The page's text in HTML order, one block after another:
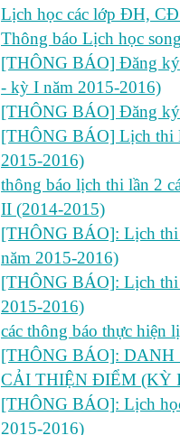
Lịch học các lớp ĐH, CĐ
Thông báo Lịch học
[THÔNG BÁO] Đăng ký
- kỳ I năm 2015-2016)
[THÔNG BÁO] Đăng ký
[THÔNG BÁO] Lịch thi
2015-2016)
thông báo lịch thi lần 2
II (2014-2015)
[THÔNG BÁO]: Lịch thi
năm 2015-2016)
[THÔNG BÁO]: Lịch thi
2015-2016)
các thông báo thực hiện
[THÔNG BÁO]:
CẢI THIỆN ĐIỂM (KỲ
[THÔNG BÁO]: Lịch
2015-2016)